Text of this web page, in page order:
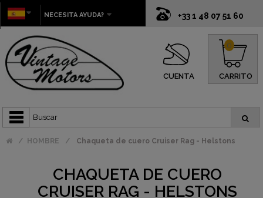
+33 1 48 07 51 60
NECESITA AYUDA?
CUENTA CARRITO
0
HOMBRE Chaqueta de cuero Cruiser Rag - Helstons
CHAQUETA DE CUERO
CRUISER RAG - HELSTONS